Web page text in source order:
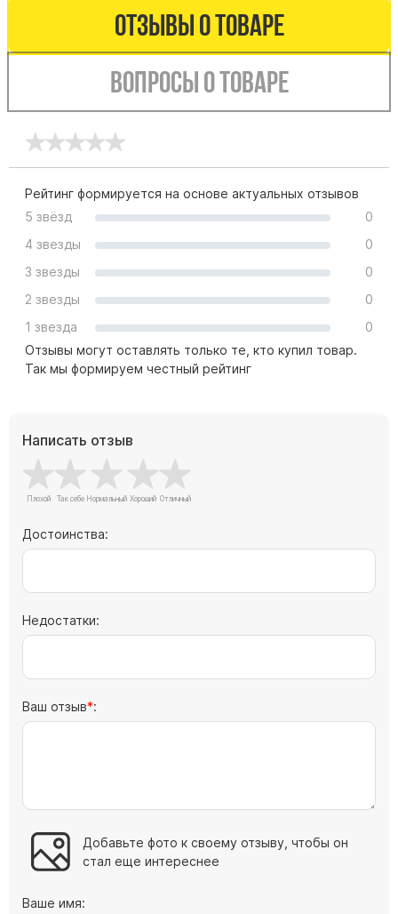
Буквы из латуни
Ограды из гранита
Кресты
Голуби
Скорбящие
Отзывы о товаре
Вопросы о товаре
Рейтинг формируется на основе актуальных отзывов
5 звёзд
0
4 звезды
0
3 звезды
0
2 звезды
0
1 звезда
0
Отзывы могут оставлять только те, кто купил товар.
Так мы формируем честный рейтинг
Написать отзыв
Достоинства:
Недостатки:
Ваш отзыв :
Добавьте фото к своему отзыву, чтобы он
стал еще интереснее
Ваше имя: